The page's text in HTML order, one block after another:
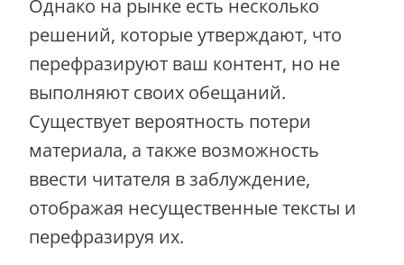
Однако на рынке есть несколько
решений, которые утверждают, что
перефразируют ваш контент, но не
выполняют своих обещаний.
Существует вероятность потери
материала, а также возможность
ввести читателя в заблуждение,
отображая несущественные тексты и
перефразируя их.